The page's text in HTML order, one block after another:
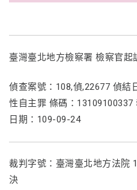
臺灣臺北地方檢察署 檢察官
偵查案號：108,偵,22677 偵
性自主罪 條碼：13109100337
日期：109-09-24
裁判字號：臺灣臺北地方法院
決